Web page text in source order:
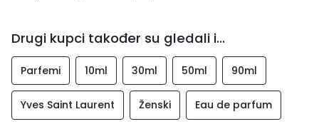
Drugi kupci također su gledali i...
Parfemi 10ml 30ml 50ml 90ml
Yves Saint Laurent Ženski Eau de parfum